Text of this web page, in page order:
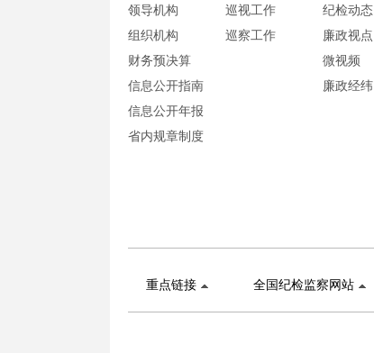
领导机构
组织机构
财务预决算
信息公开指南
信息公开年报
省内规章制度
巡视工作
巡察工作
纪检动态
廉政视点
微视频
廉政经纬
重点链接 全国纪检监察网站